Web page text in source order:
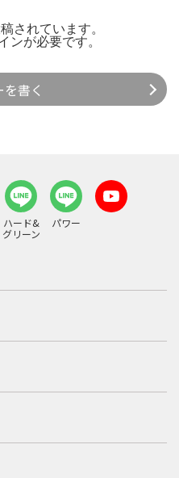
されています。
ンが必要です。
書く
ハード&
グリーン
パワー